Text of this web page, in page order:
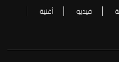
فيديو
أغنية